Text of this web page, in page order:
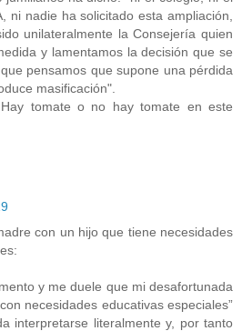
ni nadie ha solicitado esta ampliación,
unilateralmente la Consejería quien
y lamentamos la decisión que se
pensamos que supone una pérdida
masificación".
tomate o no hay tomate en este
con un hijo que tiene necesidades
y me duele que mi desafortunada
necesidades educativas especiales”
interpretarse literalmente y, por tanto